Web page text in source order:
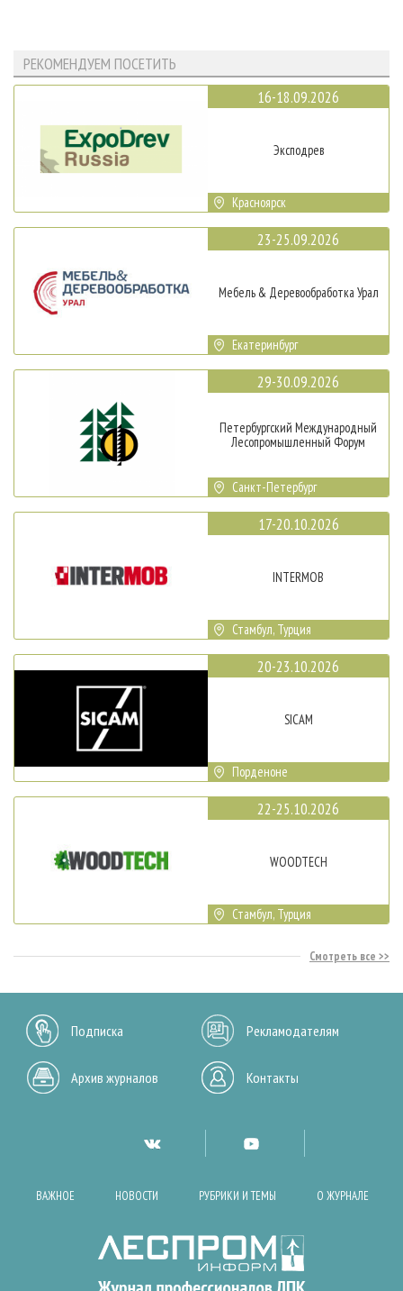
РЕКОМЕНДУЕМ ПОСЕТИТЬ
16-18.09.2026
Эксподрев
Красноярск
23-25.09.2026
Мебель & Деревообработка Урал
Екатеринбург
29-30.09.2026
Петербургский Международный
Лесопромышленный Форум
Санкт-Петербург
17-20.10.2026
INTERMOB
Стамбул, Турция
20-23.10.2026
SICAM
Порденоне
22-25.10.2026
WOODTECH
Стамбул, Турция
Смотреть все
Подписка Рекламодателям
Архив журналов Контакты
ВАЖНОЕ НОВОСТИ РУБРИКИ И ТЕМЫ О ЖУРНАЛЕ